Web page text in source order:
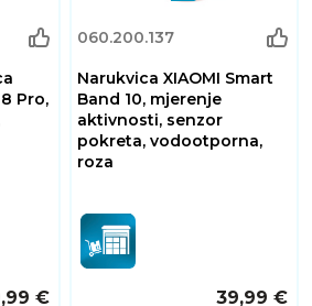
Pro,
€
060.200.137
Narukvica XIAOMI Smart
Band 10, mjerenje
aktivnosti, senzor
pokreta, vodootporna,
roza
39,99 €